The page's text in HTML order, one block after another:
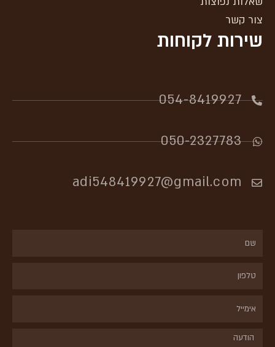
צור קשר
שירות לקוחות
054-8419927​
050-2327783
adi548419927@gmail.com
הודעה